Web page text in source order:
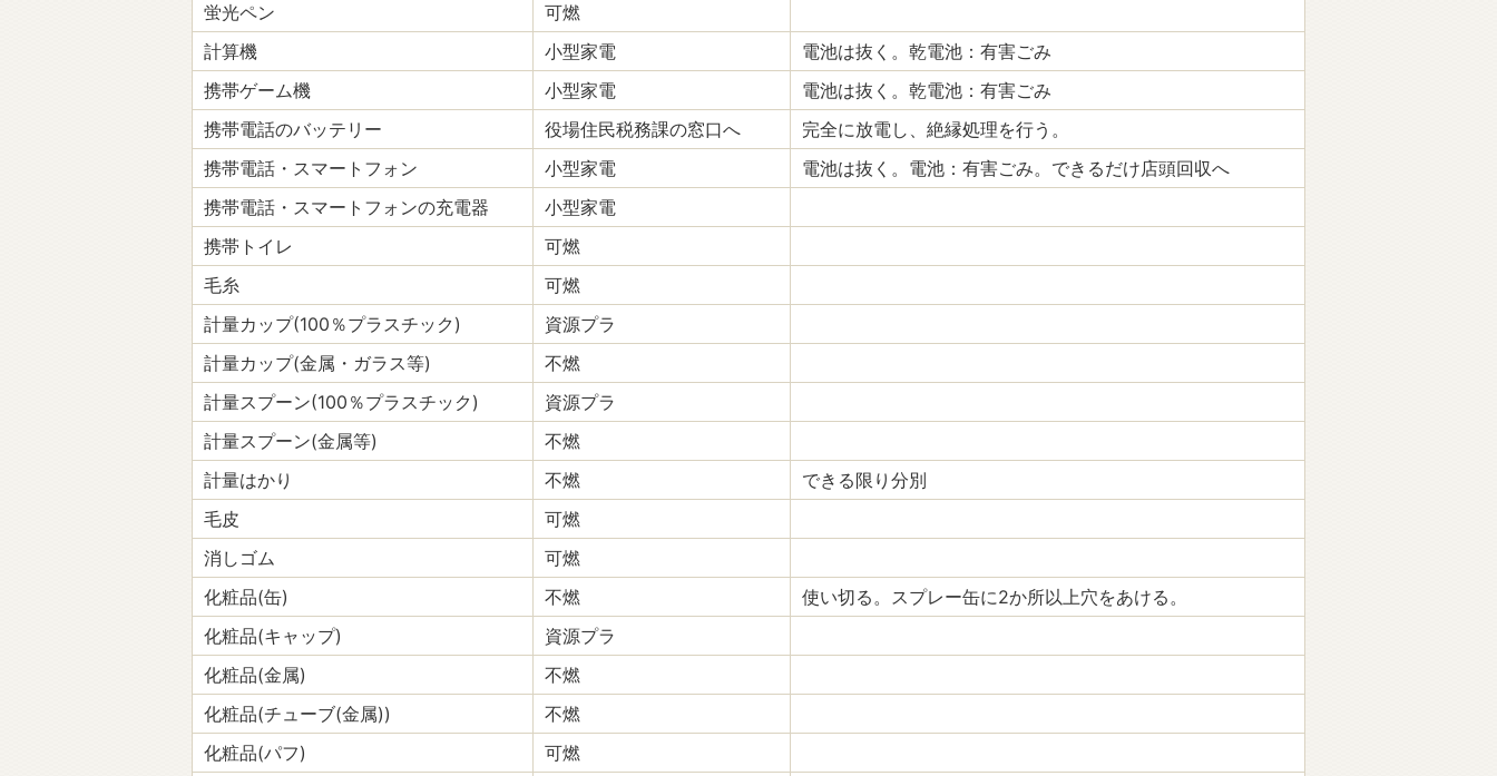
蛍光ペン
可燃
計算機
小型家電
電池は抜く。乾電池：有害ごみ
携帯ゲーム機
小型家電
電池は抜く。乾電池：有害ごみ
携帯電話のバッテリー
役場住民税務課の窓口へ
完全に放電し、絶縁処理を行う。
携帯電話・スマートフォン
小型家電
電池は抜く。電池：有害ごみ。できるだけ店頭回収へ
携帯電話・スマートフォンの充電器
小型家電
携帯トイレ
可燃
毛糸
可燃
計量カップ(100％プラスチック)
資源プラ
計量カップ(金属・ガラス等)
不燃
計量スプーン(100％プラスチック)
資源プラ
計量スプーン(金属等)
不燃
計量はかり
不燃
できる限り分別
毛皮
可燃
消しゴム
可燃
化粧品(缶)
不燃
使い切る。スプレー缶に2か所以上穴をあける。
化粧品(キャップ)
資源プラ
化粧品(金属)
不燃
化粧品(チューブ(金属))
不燃
化粧品(パフ)
可燃